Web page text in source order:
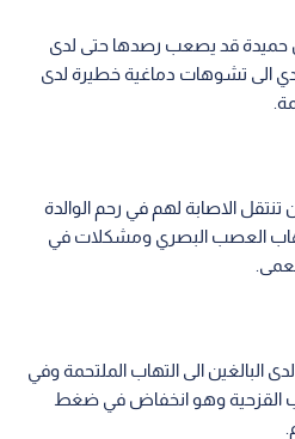
حميدة قد يصعب رصدها حتى لدى
الى تشوهات دماغية خطيرة لدى
الاصابة لهم في رحم الوالدة
العصب البصري ومشكلات في
البالغين الى التهاب الملتحمة وفي
القزحية وهو انخفاض في ضغط